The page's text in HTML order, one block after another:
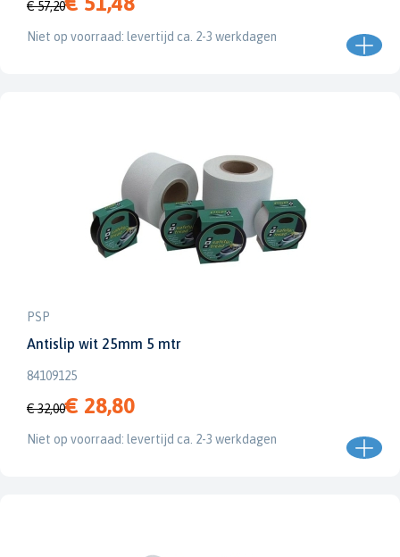
€ 57,20
Niet op voorraad: levertijd ca. 2-3 werkdagen
PSP
Antislip wit 25mm 5 mtr
84109125
€ 32,00€ 28,80
Niet op voorraad: levertijd ca. 2-3 werkdagen